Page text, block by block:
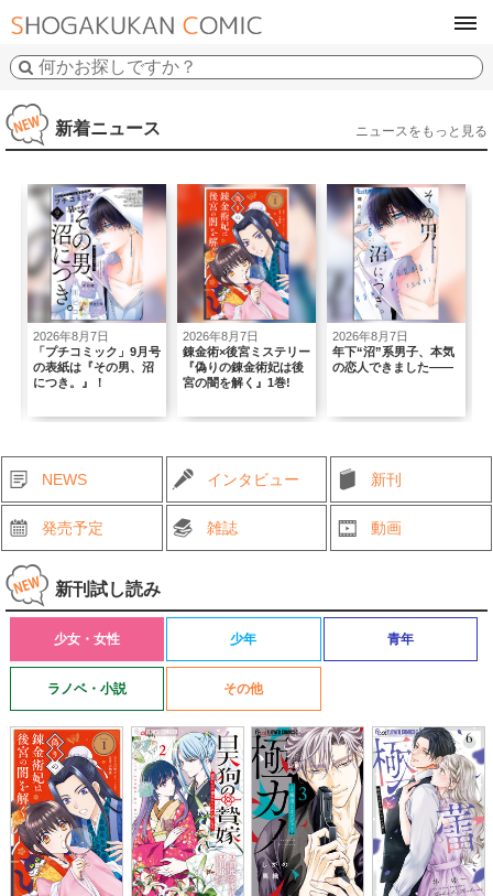
新着ニュース ニュースをもっと見る
2026年8月7日
「プチコミック」9月号
の表紙は『その男、沼
につき。』！
2026年8月7日
錬金術×後宮ミステリー
『偽りの錬金術妃は後
宮の闇を解く』1巻!
2026年8月7日
年下“沼”系男子、本気
の恋人できました――
NEWS インタビュー 新刊
発売予定 雑誌 動画
新刊試し読み
少女・女性 少年 青年
ラノベ・小説 その他